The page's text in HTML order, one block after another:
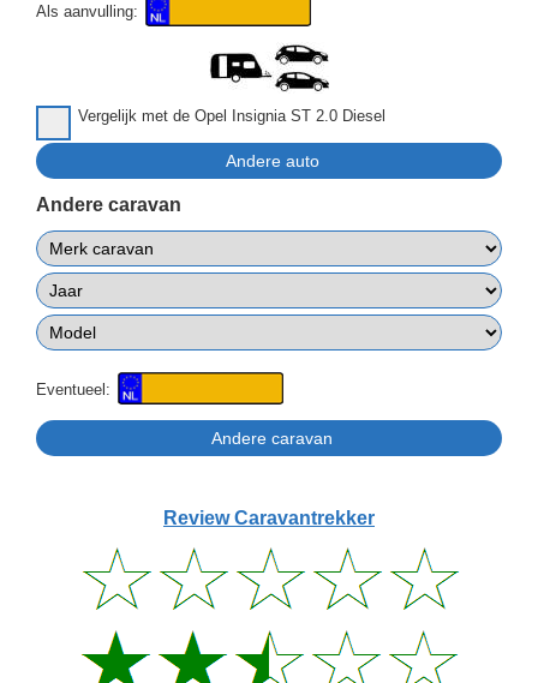
Als aanvulling:
Vergelijk met de Opel Insignia ST 2.0 Diesel
Andere caravan
Eventueel:
Review Caravantrekker